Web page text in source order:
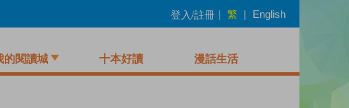
登入/註冊 | 繁 | English
的閱讀城 十本好讀 漫話生活